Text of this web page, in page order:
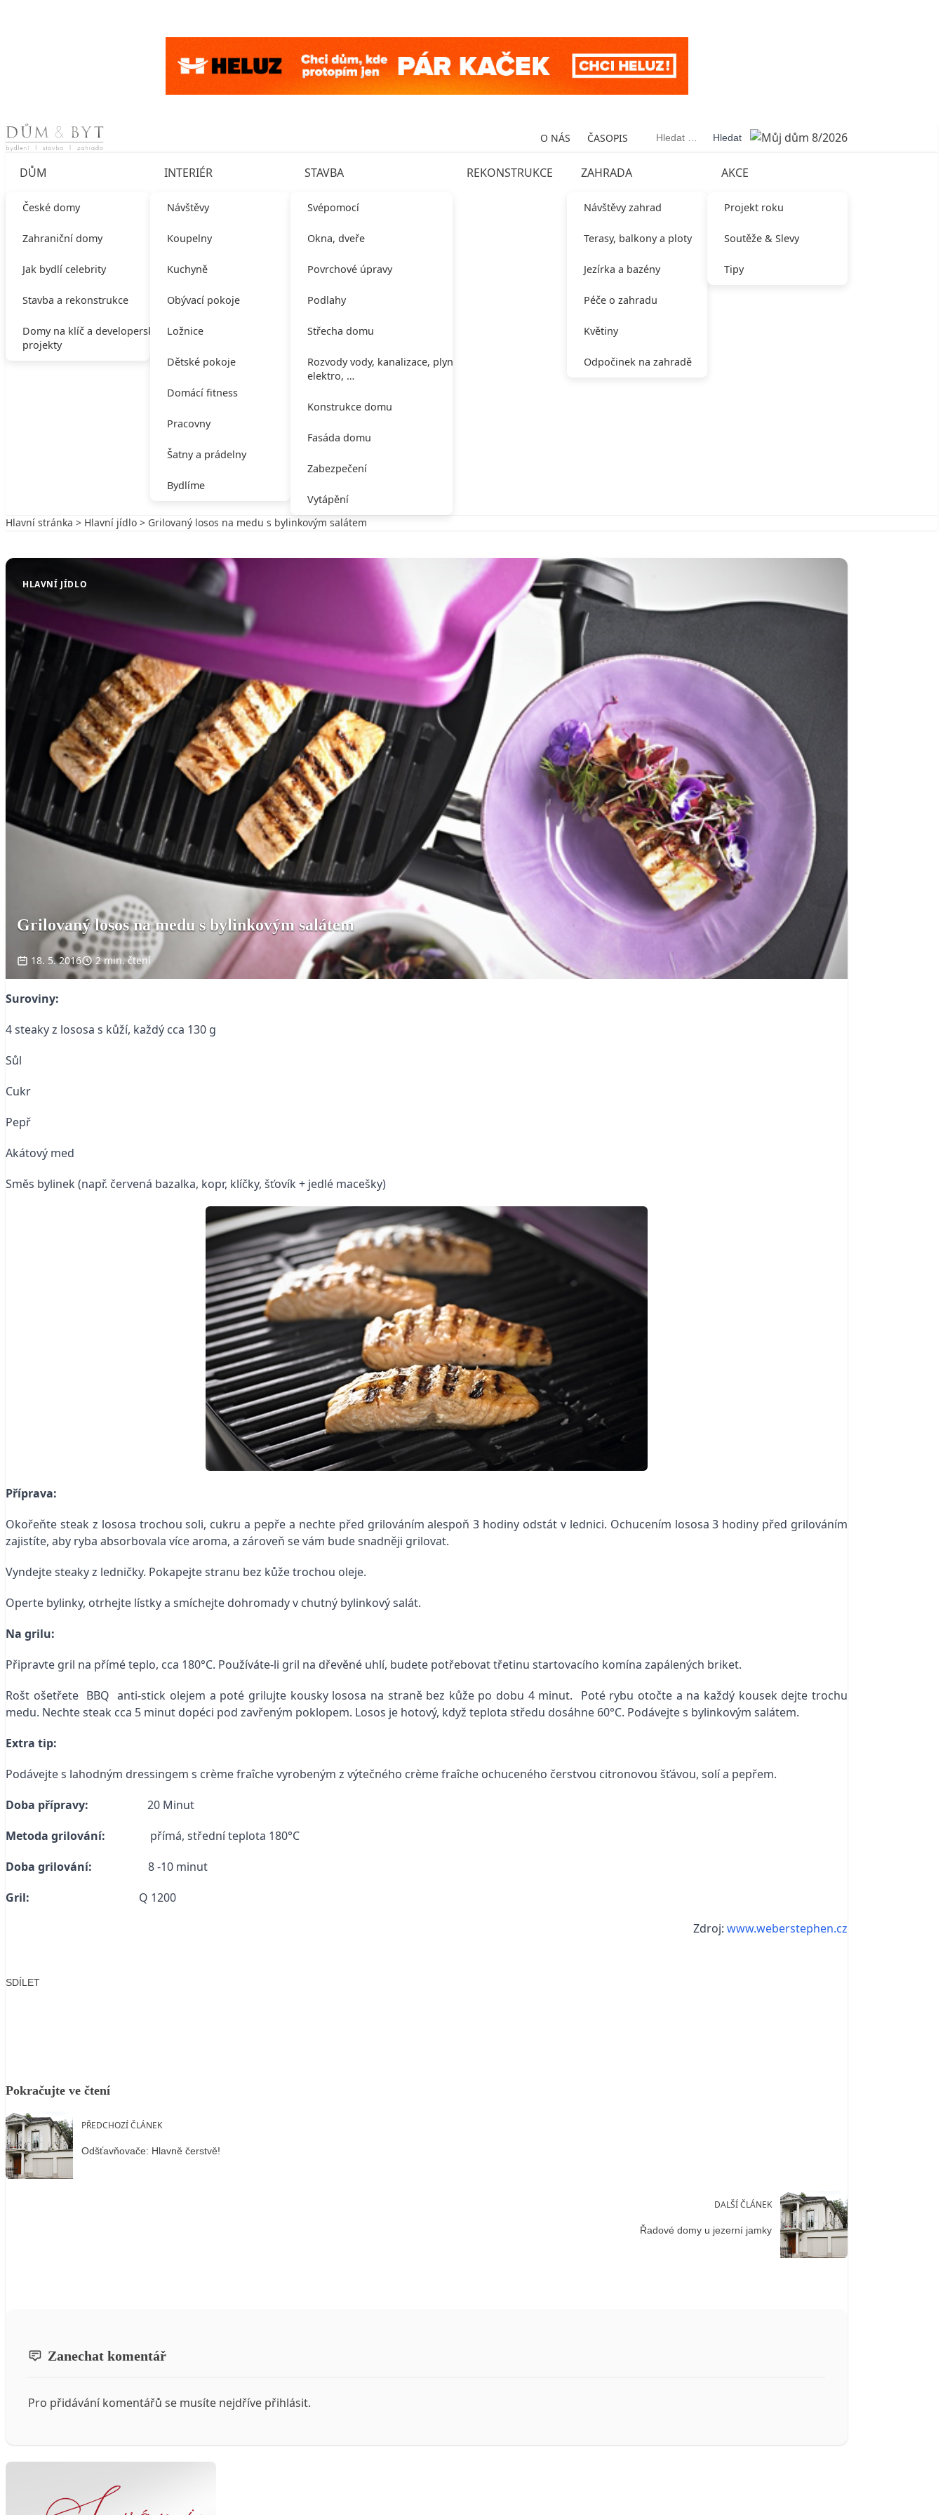
Skip to content O NÁS ČASOPIS Vyhledávání
DŮM
České domy
Zahraniční domy
Jak bydlí celebrity
Stavba a rekonstrukce
Domy na klíč a developerské
projekty
INTERIÉR
Návštěvy
Koupelny
Kuchyně
Obývací pokoje
Ložnice
Dětské pokoje
Domácí fitness
Pracovny
Šatny a prádelny
Bydlíme
STAVBA
Svépomocí
Okna, dveře
Povrchové úpravy
Podlahy
Střecha domu
Rozvody vody, kanalizace, plynu,
elektro, …
Konstrukce domu
Fasáda domu
Zabezpečení
Vytápění
REKONSTRUKCE ZAHRADA
Návštěvy zahrad
Terasy, balkony a ploty
Jezírka a bazény
Péče o zahradu
Květiny
Odpočinek na zahradě
AKCE
Projekt roku
Soutěže & Slevy
Tipy
Hlavní stránka > Hlavní jídlo > Grilovaný losos na medu s bylinkovým salátem
HLAVNÍ JÍDLO
Grilovaný losos na medu s bylinkovým salátem
18. 5. 2016 2 min. čtení
Suroviny:
4 steaky z lososa s kůží, každý cca 130 g
Sůl
Cukr
Pepř
Akátový med
Směs bylinek (např. červená bazalka, kopr, klíčky, šťovík + jedlé macešky)
Příprava:
Okořeňte steak z lososa trochou soli, cukru a pepře a nechte před grilováním alespoň 3 hodiny odstát v lednici. Ochucením lososa 3 hodiny před grilováním
zajistíte, aby ryba absorbovala více aroma, a zároveň se vám bude snadněji grilovat.
Vyndejte steaky z ledničky. Pokapejte stranu bez kůže trochou oleje.
Operte bylinky, otrhejte lístky a smíchejte dohromady v chutný bylinkový salát.
Na grilu:
Připravte gril na přímé teplo, cca 180°C. Používáte-li gril na dřevěné uhlí, budete potřebovat třetinu startovacího komína zapálených briket.
Rošt ošetřete BBQ anti-stick olejem a poté grilujte kousky lososa na straně bez kůže po dobu 4 minut. Poté rybu otočte a na každý kousek dejte trochu
medu. Nechte steak cca 5 minut dopéci pod zavřeným poklopem. Losos je hotový, když teplota středu dosáhne 60°C. Podávejte s bylinkovým salátem.
Extra tip:
Podávejte s lahodným dressingem s crème fraîche vyrobeným z výtečného crème fraîche ochuceného čerstvou citronovou šťávou, solí a pepřem.
Doba přípravy: 20 Minut
Metoda grilování: přímá, střední teplota 180°C
Doba grilování: 8 -10 minut
Gril: Q 1200
Zdroj: www.weberstephen.cz
SDÍLET
Pokračujte ve čtení
PŘEDCHOZÍ ČLÁNEK
Odšťavňovače: Hlavně čerstvě!
DALŠÍ ČLÁNEK
Řadové domy u jezerní jamky
Zanechat komentář
Pro přidávání komentářů se musíte nejdříve přihlásit.